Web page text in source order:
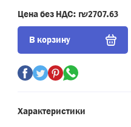
Цена без НДС: ₪2707.63
В корзину
Характеристики